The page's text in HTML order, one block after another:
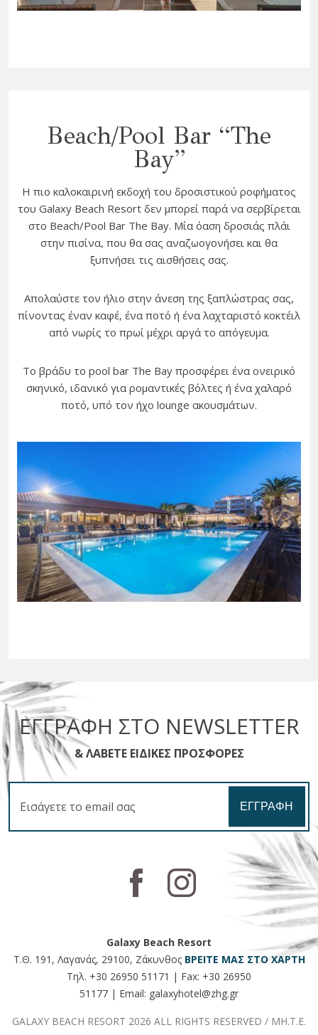
Beach/Pool Bar “The
Bay”
Η πιο καλοκαιρινή εκδοχή του δροσιστικού ροφήματος
του Galaxy Beach Resort δεν μπορεί παρά να σερβίρεται
στο Beach/Pool Bar The Bay. Μία όαση δροσιάς πλάι
στην πισίνα, που θα σας αναζωογονήσει και θα
ξυπνήσει τις αισθήσεις σας.
Απολαύστε τον ήλιο στην άνεση της ξαπλώστρας σας,
πίνοντας έναν καφέ, ένα ποτό ή ένα λαχταριστό κοκτέιλ
από νωρίς το πρωί μέχρι αργά το απόγευμα.
Το βράδυ το pool bar The Bay προσφέρει ένα ονειρικό
σκηνικό, ιδανικό για ρομαντικές βόλτες ή ένα χαλαρό
ποτό, υπό τον ήχο lounge ακουσμάτων.
ΕΓΓΡΑΦΉ ΣΤΟ NEWSLETTER
& ΛΆΒΕΤΕ ΕΙΔΙΚΈΣ ΠΡΟΣΦΟΡΈΣ
Email ΕΓΓΡΑΦΉ
Galaxy Beach Resort
Τ.Θ. 191, Λαγανάς, 29100, Ζάκυνθος ΒΡΕΊΤΕ ΜΑΣ ΣΤΟ ΧΆΡΤΗ
Τηλ. +30 26950 51171 | Fax: +30 26950
51177 | Email: galaxyhotel@zhg.gr
GALAXY BEACH RESORT 2026 ALL RIGHTS RESERVED / ΜΗ.Τ.Ε.